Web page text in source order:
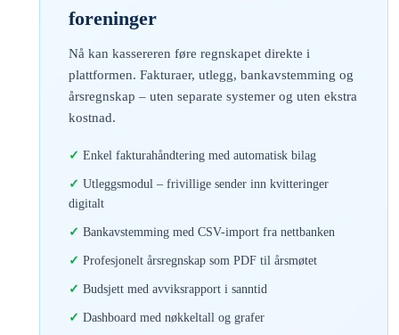
foreninger
Nå kan kassereren føre regnskapet direkte i
plattformen. Fakturaer, utlegg, bankavstemming og
årsregnskap – uten separate systemer og uten ekstra
kostnad.
Enkel fakturahåndtering med automatisk bilag
Utleggsmodul – frivillige sender inn kvitteringer
digitalt
Bankavstemming med CSV-import fra nettbanken
Profesjonelt årsregnskap som PDF til årsmøtet
Budsjett med avviksrapport i sanntid
Dashboard med nøkkeltall og grafer